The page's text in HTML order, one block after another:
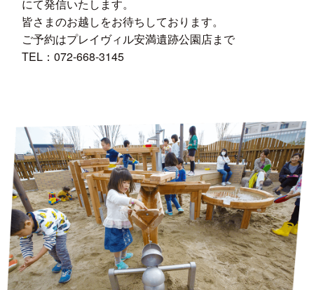
にて発信いたします。
皆さまのお越しをお待ちしております。
ご予約はプレイヴィル安満遺跡公園店まで
TEL：072-668-3145